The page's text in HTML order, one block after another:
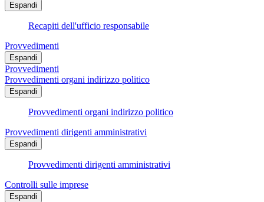
Espandi
Recapiti dell'ufficio responsabile
Provvedimenti
Espandi
Provvedimenti
Provvedimenti organi indirizzo politico
Espandi
Provvedimenti organi indirizzo politico
Provvedimenti dirigenti amministrativi
Espandi
Provvedimenti dirigenti amministrativi
Controlli sulle imprese
Espandi